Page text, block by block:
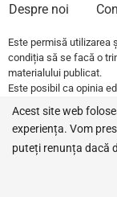
Despre noi
Este permisă utilizarea
condiția să se facă o
materialului publicat.
Este posibil ca opinia
publicațiilor.
© 2022 – All
Acest site web
experiența. Vom
puteți renunța dacă